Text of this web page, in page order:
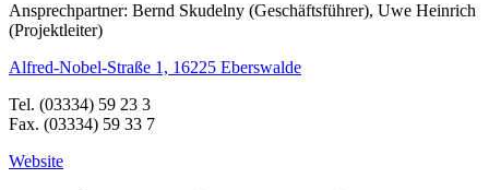
Ansprechpartner: Bernd Skudelny (Geschäftsführer), Uwe Heinrich
(Projektleiter)
Alfred-Nobel-Straße 1, 16225 Eberswalde
Tel. (03334) 59 23 3
Fax. (03334) 59 33 7
Website